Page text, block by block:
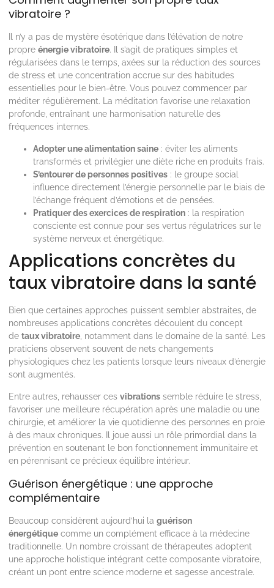
vibratoire ?
Il n’y a pas de mystère ésotérique dans l’élévation de notre
propre énergie vibratoire. Il s’agit de pratiques simples et
régularisées dans le temps, axées sur la réduction des sources
de stress et une concentration accrue sur des habitudes
essentielles pour le bien-être. Vous pouvez commencer par
méditer régulièrement. La méditation favorise une relaxation
profonde, entraînant une harmonisation naturelle des
fréquences internes.
Adopter une alimentation saine : éviter les aliments
transformés et privilégier une diète riche en produits frais.
S’entourer de personnes positives : le groupe social
influence directement l’énergie personnelle par le biais de
l’échange fréquent d’émotions et de pensées.
Pratiquer des exercices de respiration : la respiration
consciente est connue pour ses vertus régulatrices sur le
système nerveux et énergétique.
Applications concrètes du
taux vibratoire dans la santé
Bien que certaines approches puissent sembler abstraites, de
nombreuses applications concrètes découlent du concept
de taux vibratoire , notamment dans le domaine de la santé. Les
praticiens observent souvent de nets changements
physiologiques chez les patients lorsque leurs niveaux d’énergie
sont augmentés.
Entre autres, rehausser ces vibrations semble réduire le stress,
favoriser une meilleure récupération après une maladie ou une
chirurgie, et améliorer la vie quotidienne des personnes en proie
à des maux chroniques. Il joue aussi un rôle primordial dans la
prévention en soutenant le bon fonctionnement immunitaire et
en pérennisant ce précieux équilibre intérieur.
Guérison énergétique : une approche
complémentaire
Beaucoup considèrent aujourd’hui la guérison
énergétique comme un complément efficace à la médecine
traditionnelle. Un nombre croissant de thérapeutes adoptent
une approche holistique intégrant cette composante vibratoire,
créant un pont entre science moderne et sagesse ancestrale.